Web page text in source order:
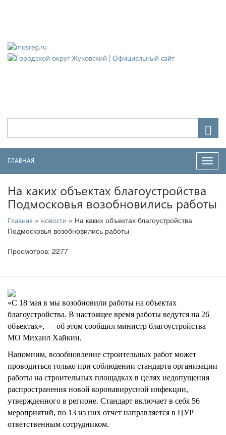
ГЛАВНАЯ
На каких объектах благоустройства
Подмосковья возобновились работы
Главная » новости » На каких объектах благоустройства
Подмосковья возобновились работы
Просмотров: 2277
«С 18 мая в мы возобновили работы на объектах
благоустройства. В настоящее время работы ведутся на 26
объектах», — об этом сообщил министр благоустройства
МО Михаил Хайкин.
Напомним, возобновление строительных работ может
проводиться только при соблюдении стандарта организации
работы на строительных площадках в целях недопущения
распространения новой коронавирусной инфекции,
утвержденного в регионе. Стандарт включает в себя 56
мероприятий, по 13 из них отчет направляется в ЦУР
ответственным сотрудником.